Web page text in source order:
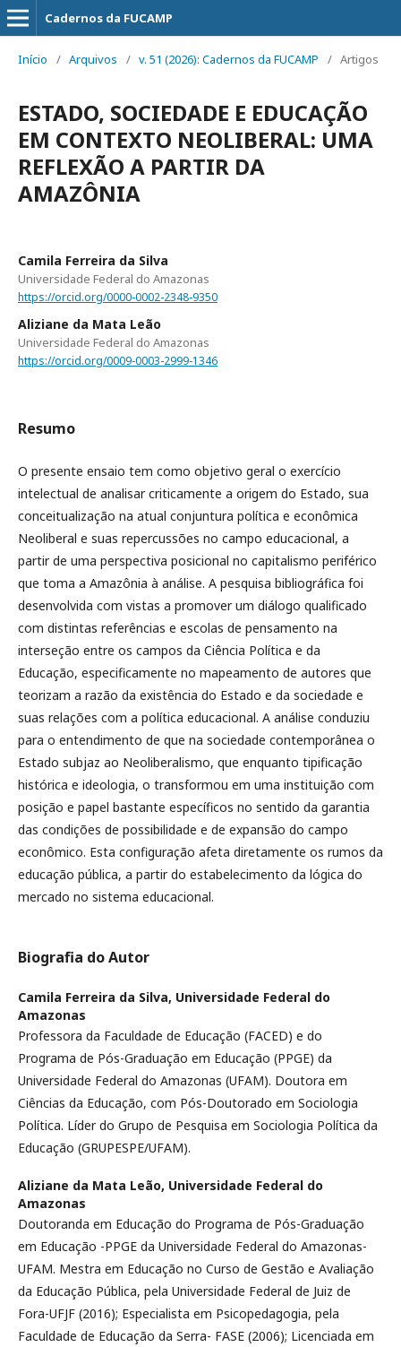
Cadernos da FUCAMP
Início / Arquivos / v. 51 (2026): Cadernos da FUCAMP / Artigos
ESTADO, SOCIEDADE E EDUCAÇÃO
EM CONTEXTO NEOLIBERAL: UMA
REFLEXÃO A PARTIR DA
AMAZÔNIA
Camila Ferreira da Silva
Universidade Federal do Amazonas
https://orcid.org/0000-0002-2348-9350
Aliziane da Mata Leão
Universidade Federal do Amazonas
https://orcid.org/0009-0003-2999-1346
Resumo
O presente ensaio tem como objetivo geral o exercício
intelectual de analisar criticamente a origem do Estado, sua
conceitualização na atual conjuntura política e econômica
Neoliberal e suas repercussões no campo educacional, a
partir de uma perspectiva posicional no capitalismo periférico
que toma a Amazônia à análise. A pesquisa bibliográfica foi
desenvolvida com vistas a promover um diálogo qualificado
com distintas referências e escolas de pensamento na
interseção entre os campos da Ciência Política e da
Educação, especificamente no mapeamento de autores que
teorizam a razão da existência do Estado e da sociedade e
suas relações com a política educacional. A análise conduziu
para o entendimento de que na sociedade contemporânea o
Estado subjaz ao Neoliberalismo, que enquanto tipificação
histórica e ideologia, o transformou em uma instituição com
posição e papel bastante específicos no sentido da garantia
das condições de possibilidade e de expansão do campo
econômico. Esta configuração afeta diretamente os rumos da
educação pública, a partir do estabelecimento da lógica do
mercado no sistema educacional.
Biografia do Autor
Camila Ferreira da Silva, Universidade Federal do
Amazonas
Professora da Faculdade de Educação (FACED) e do
Programa de Pós-Graduação em Educação (PPGE) da
Universidade Federal do Amazonas (UFAM). Doutora em
Ciências da Educação, com Pós-Doutorado em Sociologia
Política. Líder do Grupo de Pesquisa em Sociologia Política da
Educação (GRUPESPE/UFAM).
Aliziane da Mata Leão, Universidade Federal do
Amazonas
Doutoranda em Educação do Programa de Pós-Graduação
em Educação -PPGE da Universidade Federal do Amazonas-
UFAM. Mestra em Educação no Curso de Gestão e Avaliação
da Educação Pública, pela Universidade Federal de Juiz de
Fora-UFJF (2016); Especialista em Psicopedagogia, pela
Faculdade de Educação da Serra- FASE (2006); Licenciada em